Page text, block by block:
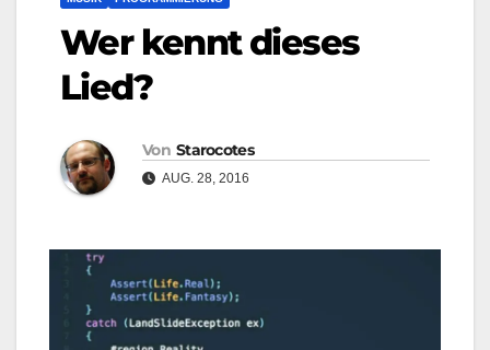
Wer kennt dieses
Lied?
Von Starocotes
AUG. 28, 2016